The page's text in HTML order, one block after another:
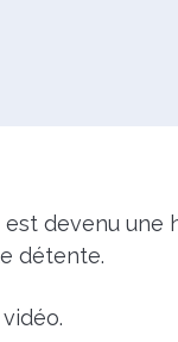
devenu une
détente.